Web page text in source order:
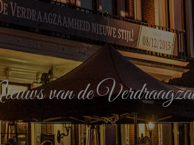
van de